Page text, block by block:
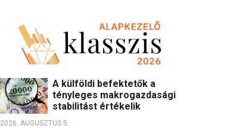
A külföldi befektetők a
tényleges makrogazdasági
stabilitást értékelik
2026. AUGUSZTUS 5.